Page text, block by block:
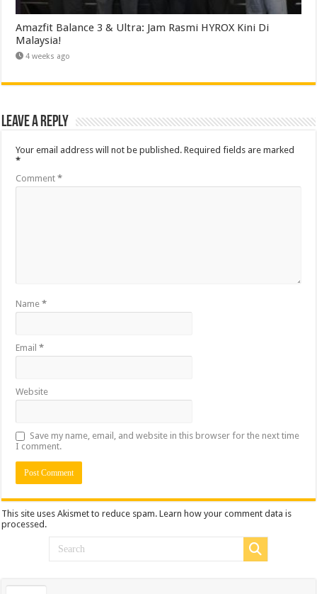
Amazfit Balance 3 & Ultra: Jam Rasmi HYROX Kini Di
Malaysia!
4 weeks ago
Leave a Reply
Your email address will not be published. Required fields are marked
*
Comment*
Name*
Email*
Website
Save my name, email, and website in this browser for the next time
I comment.
This site uses Akismet to reduce spam.Learn how your comment data is
processed.